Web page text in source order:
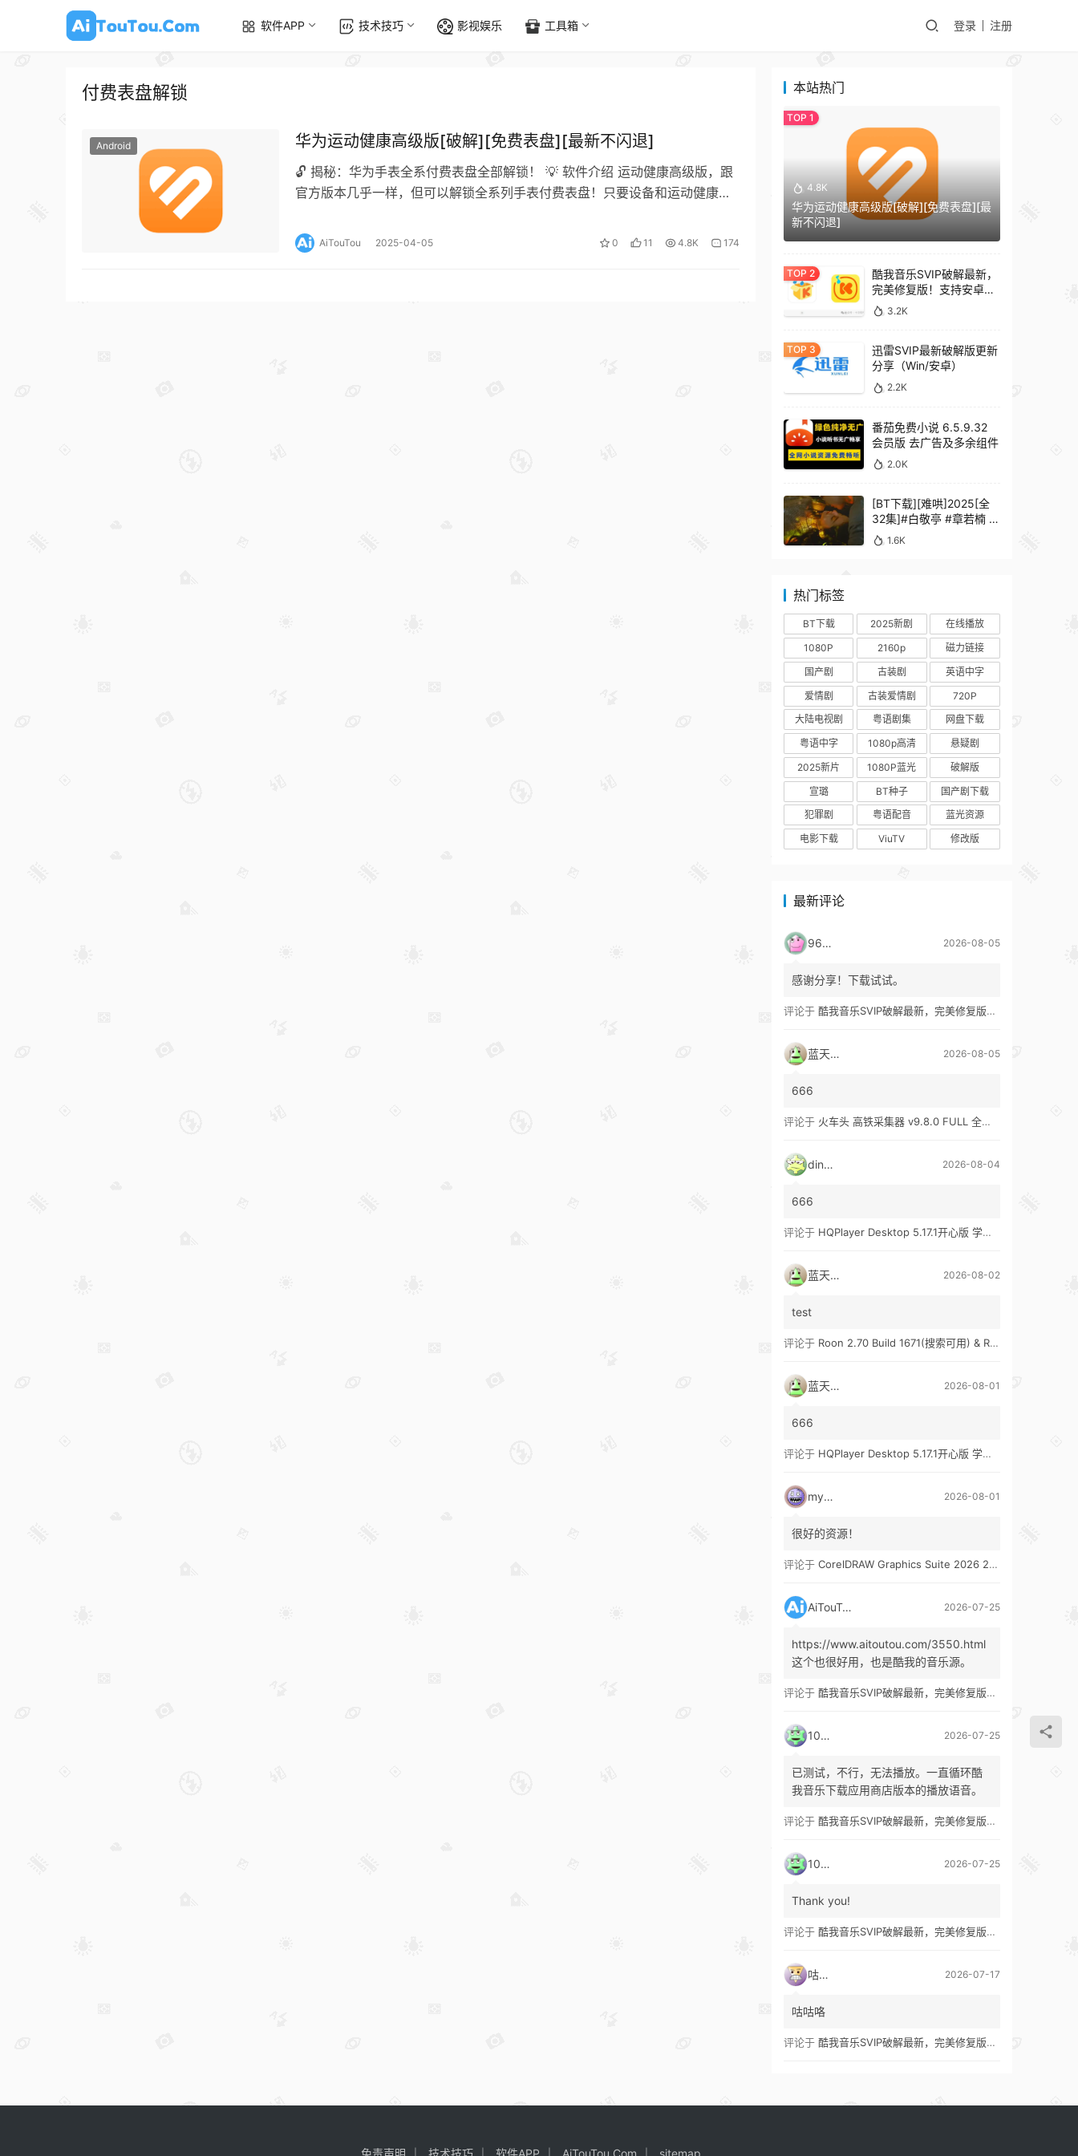
软件APP 技术技巧 影视娱乐 工具箱 登录 注册
付费表盘解锁
Android 华为运动健康高级版[破解][免费表盘][最新不闪退]
🔓 揭秘：华为手表全系付费表盘全部解锁！ 💡 软件介绍 运动健康高级版，跟
官方版本几乎一样，但可以解锁全系列手表付费表盘！只要设备和运动健康能
AiTouTou 2025-04-05 0 11 4.8K 174
本站热门
4.8K
华为运动健康高级版[破解][免费表盘][最
新不闪退]
酷我音乐SVIP破解最新，
完美修复版！支持安卓
+车机+pc版！
3.2K
迅雷SVIP最新破解版更新
分享（Win/安卓）
2.2K
番茄免费小说 6.5.9.32
会员版 去广告及多余组件
2.0K
[BT下载][难哄]2025[全
32集]#白敬亭 #章若楠 #
何炅 #秦沛 #鲍起静
1.6K
热门标签
BT下载 2025新剧
在线播放
1080P
2160p
磁力链接
国产剧
古装剧
英语中字
爱情剧
古装爱情剧
720P
大陆电视剧
粤语剧集
网盘下载
粤语中字
1080p高清
悬疑剧
2025新片
1080P蓝光
破解版
宣璐
BT种子
国产剧下载
犯罪剧
粤语配音
蓝光资源
电影下载
ViuTV 修改版
最新评论
9627 2026-08-05
感谢分享！下载试试。
评论于 酷我音乐SVIP破解最新，完美修复版！支持安卓+车机+pc版！
蓝天真蓝 2026-08-05
666
评论于 火车头 高铁采集器 v9.8.0 FULL 全功能版（兼容win10、win11）
ding1 2026-08-04
666
评论于 HQPlayer Desktop 5.17.1开心版 学习版&HQPlayer Embedded 5.17.2开心版 学习版
蓝天真蓝 2026-08-02
test
评论于 Roon 2.70 Build 1671(搜索可用) & Roon 2.65 Build 1653 & Roon 1.8 Build 1151 Legacy 开心版 学习版
蓝天真蓝 2026-08-01
666
评论于 HQPlayer Desktop 5.17.1开心版 学习版&HQPlayer Embedded 5.17.2开心版 学习版
mypw 2026-08-01
很好的资源！
评论于 CorelDRAW Graphics Suite 2026 27.1 多语言 开心版 学习版 by KpoJIuK
AiTouTou 2026-07-25
https://www.aitoutou.com/3550.html
这个也很好用，也是酷我的音乐源。
评论于 酷我音乐SVIP破解最新，完美修复版！支持安卓+车机+pc版！
1035 2026-07-25
已测试，不行，无法播放。一直循环酷
我音乐下载应用商店版本的播放语音。
评论于 酷我音乐SVIP破解最新，完美修复版！支持安卓+车机+pc版！
1035 2026-07-25
Thank you!
评论于 酷我音乐SVIP破解最新，完美修复版！支持安卓+车机+pc版！
咕咕咯 2026-07-17
咕咕咯
评论于 酷我音乐SVIP破解最新，完美修复版！支持安卓+车机+pc版！
免责声明 技术技巧 软件APP AiTouTou.Com sitemap